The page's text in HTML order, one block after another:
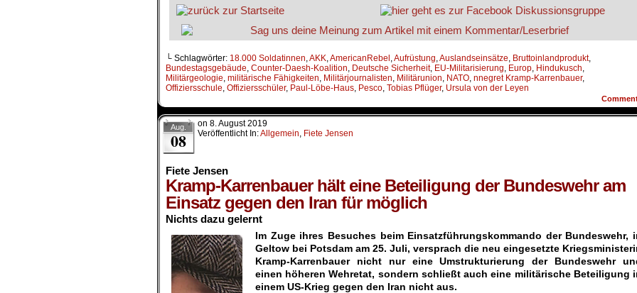
└ Schlagwörter: 18.000 Soldatinnen AKK AmericanRebel Aufrüstung Auslandseinsätze Bruttoinlandprodukt,
Bundestagsgebäude Counter-Daesh-Koalition Deutsche Sicherheit, EU-Militarisierung Europ Hindukusch
Militärgeologie militärische Fähigkeiten Militärjournalisten Militärunion NATO nnegret Kramp-Karrenbauer,
Offiziersschule Offiziersschüler, Paul-Löbe-Haus Pesco Tobias Pflüger, Ursula von der Leyen
Aug.
08
on 8. August 2019
Veröffentlicht In:Allgemein Fiete Jensen
Fiete Jensen
Kramp-Karrenbauer hält eine Beteiligung der Bundeswehr am
Einsatz gegen den Iran für möglich
Nichts dazu gelernt
Im Zuge ihres Besuches beim Einsatzführungskommando der Bundeswehr,
Geltow bei Potsdam am 25. Juli, versprach die neu eingesetzte
Kramp-Karrenbauer nicht nur eine Umstrukturierung der Bundeswehr
einen höheren Wehretat, sondern schließt auch eine militärische Beteiligung
einem US-Krieg gegen den Iran nicht aus.